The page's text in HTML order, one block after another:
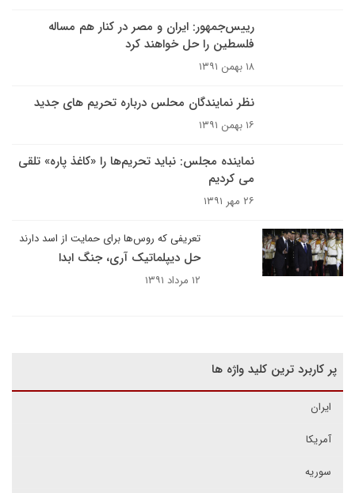
رییس‌جمهور: ایران و مصر در کنار هم مساله
فلسطین را حل خواهند کرد
۱۸ بهمن ۱۳۹۱
نظر نمایندگان محلس درباره تحریم های جدید
۱۶ بهمن ۱۳۹۱
نماینده مجلس: نباید تحریم‌ها را «کاغذ پاره» تلقی
می کردیم
۲۶ مهر ۱۳۹۱
تعریفی که روس‌ها برای حمایت از اسد دارند
حل دیپلماتیک آری، جنگ ابدا
۱۲ مرداد ۱۳۹۱
پر کاربرد ترین کلید واژه ها
ایران
آمریکا
سوریه